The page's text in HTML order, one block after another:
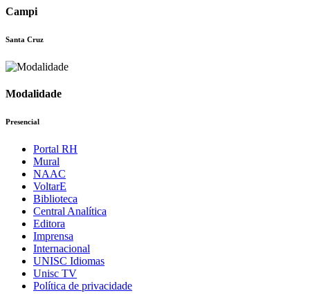
Campi
Santa Cruz
Modalidade
Presencial
Portal RH
Mural
NAAC
VoltarE
Biblioteca
Central Analítica
Editora
Imprensa
Internacional
UNISC Idiomas
Unisc TV
Política de privacidade